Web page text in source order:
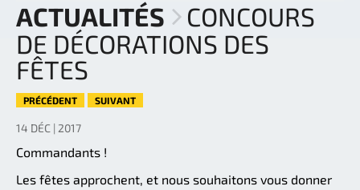
ACTUALITÉS
CONCOURS
DE DÉCORATIONS DES
FÊTES
PRÉCÉDENT SUIVANT
14 DÉC | 2017
Commandants !
Les fêtes approchent, et nous souhaitons vous donner